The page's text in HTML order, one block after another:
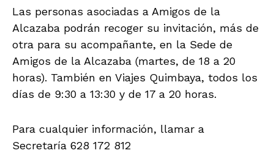
Las personas asociadas a Amigos de la
Alcazaba podrán recoger su invitación, más de
otra para su acompañante, en la Sede de
Amigos de la Alcazaba (martes, de 18 a 20
horas). También en Viajes Quimbaya, todos los
días de 9:30 a 13:30 y de 17 a 20 horas.
Para cualquier información, llamar a
Secretaría 628 172 812